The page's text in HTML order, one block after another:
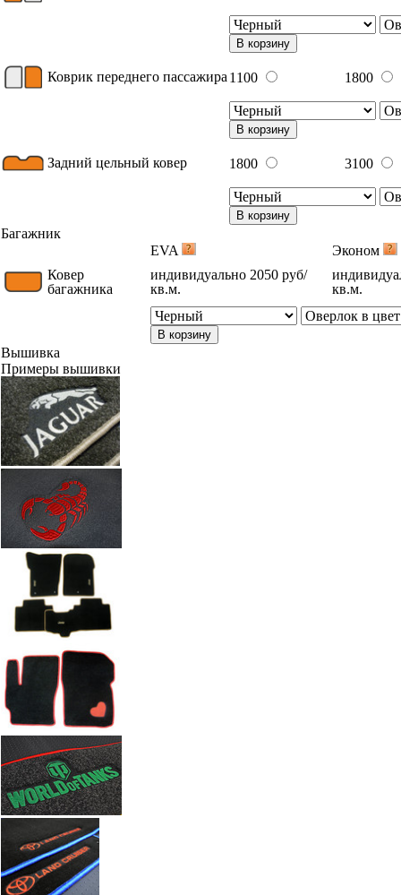
В корзину
Коврик переднего пассажира 1100 1800
В корзину
Задний цельный ковер 1800 3100
В корзину
Багажник
EVA
Эконом
Ковер
багажника
индивидуально 2050 руб/
кв.м.
кв.м.
В корзину
Вышивка
Примеры вышивки